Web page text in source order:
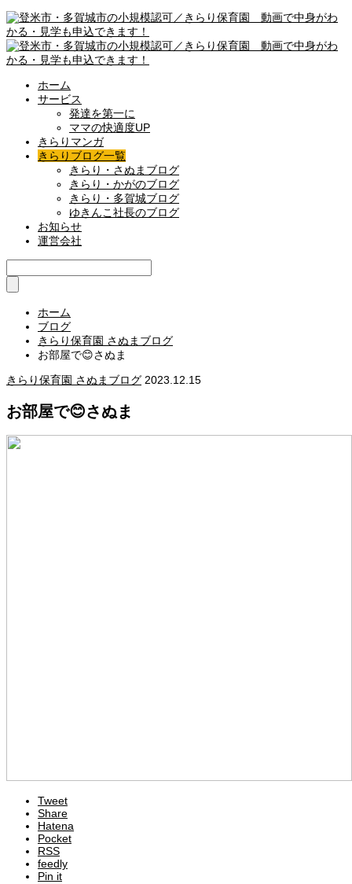
ホーム
サービス
発達を第一に
ママの快適度UP
きらりマンガ
きらりブログ一覧
きらり・さぬまブログ
きらり・かがのブログ
きらり・多賀城ブログ
ゆきんこ社長のブログ
お知らせ
運営会社
ホーム
ブログ
きらり保育園 さぬまブログ
お部屋で😊さぬま
きらり保育園 さぬまブログ 2023.12.15
お部屋で😊さぬま
Tweet
Share
Hatena
Pocket
RSS
feedly
Pin it